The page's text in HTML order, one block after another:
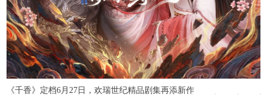
《千香》定档6月27日，欢瑞世纪精品剧集再添新作